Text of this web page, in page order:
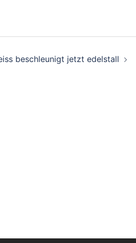
beschleunigt jetzt edelstall